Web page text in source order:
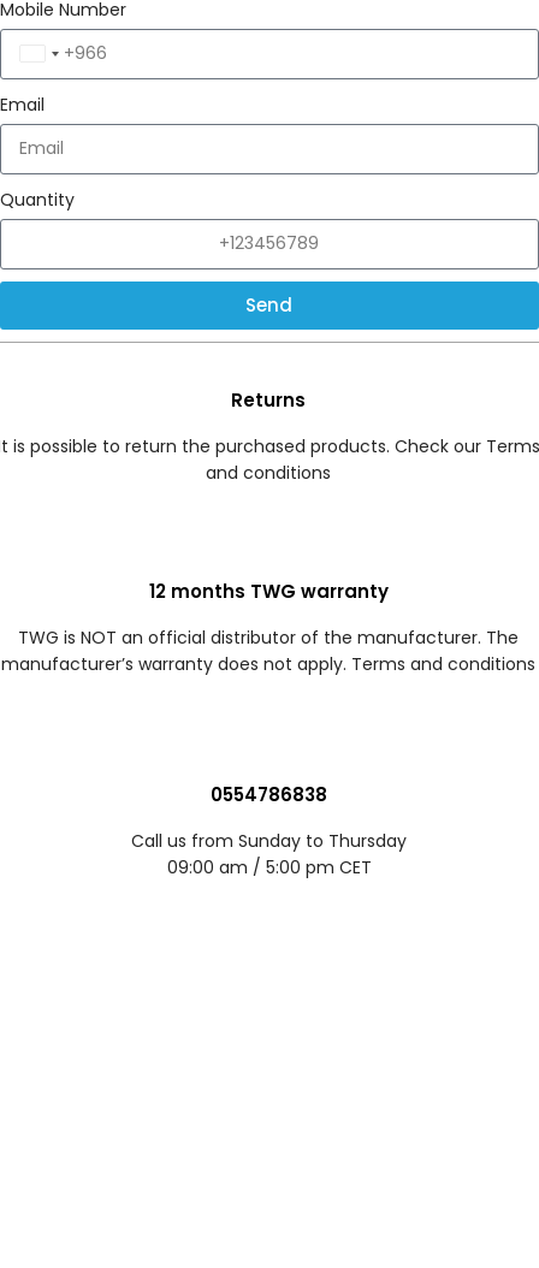
Mobile Number
Saudi
Arabia
+966
Email
Quantity
Send
Returns
is possible to return the purchased products. Check our Terms
and conditions
12 months TWG warranty
TWG is NOT an official distributor of the manufacturer. The
manufacturer’s warranty does not apply. Terms and conditions
0554786838
Call us from Sunday to Thursday
09:00 am / 5:00 pm CET